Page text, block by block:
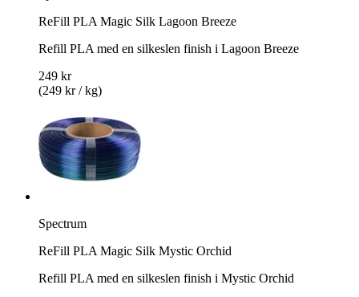
ReFill PLA Magic Silk Lagoon Breeze
Refill PLA med en silkeslen finish i Lagoon Breeze
249 kr
(249 kr / kg)
Spectrum
ReFill PLA Magic Silk Mystic Orchid
Refill PLA med en silkeslen finish i Mystic Orchid